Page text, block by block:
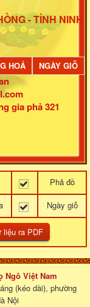
- TỈNH NINH
HOẢ NGÀY GIỖ
gia phả 321
Phả đồ
Ngày giỗ
Ngô Việt Nam
(kéo dài), phường
Nội